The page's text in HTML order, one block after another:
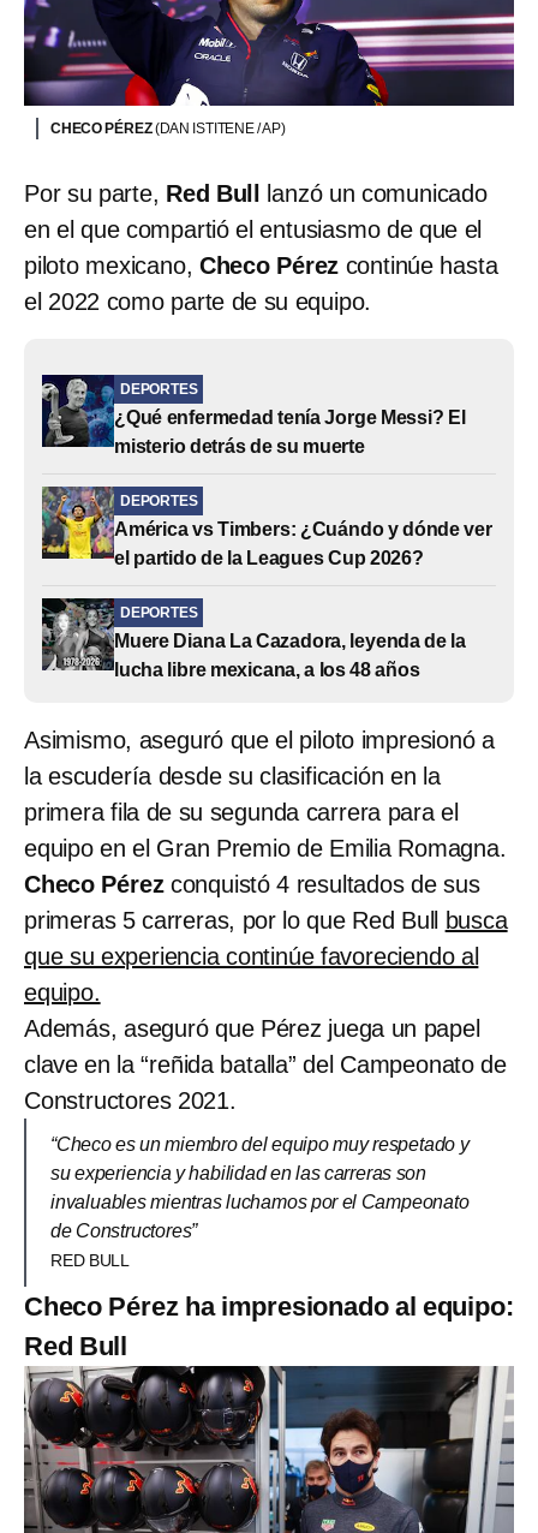
CHECO PÉREZ(DAN ISTITENE / AP)
Por su parte, Red Bull lanzó un comunicado
en el que compartió el entusiasmo de que el
piloto mexicano, Checo Pérez continúe hasta
el 2022 como parte de su equipo.
DEPORTES
¿Qué enfermedad tenía Jorge Messi? El
misterio detrás de su muerte
DEPORTES
América vs Timbers: ¿Cuándo y dónde ver
el partido de la Leagues Cup 2026?
DEPORTES
Muere Diana La Cazadora, leyenda de la
lucha libre mexicana, a los 48 años
Asimismo, aseguró que el piloto impresionó a
la escudería desde su clasificación en la
primera fila de su segunda carrera para el
equipo en el Gran Premio de Emilia Romagna.
Checo Pérez conquistó 4 resultados de sus
primeras 5 carreras, por lo que Red Bull busca
que su experiencia continúe favoreciendo al
equipo.
Además, aseguró que Pérez juega un papel
clave en la “reñida batalla” del Campeonato de
Constructores 2021.
“Checo es un miembro del equipo muy respetado y
su experiencia y habilidad en las carreras son
invaluables mientras luchamos por el Campeonato
de Constructores”
RED BULL
Checo Pérez ha impresionado al equipo:
Red Bull